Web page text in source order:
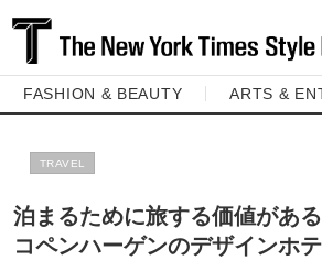
FASHION & BEAUTY ARTS &
TRAVEL
泊まるために旅する価値がある
コペンハーゲンのデザインホ